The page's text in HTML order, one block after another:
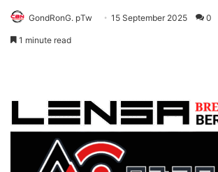
GondRonG. pTw 15 September 2025 0
1 minute read